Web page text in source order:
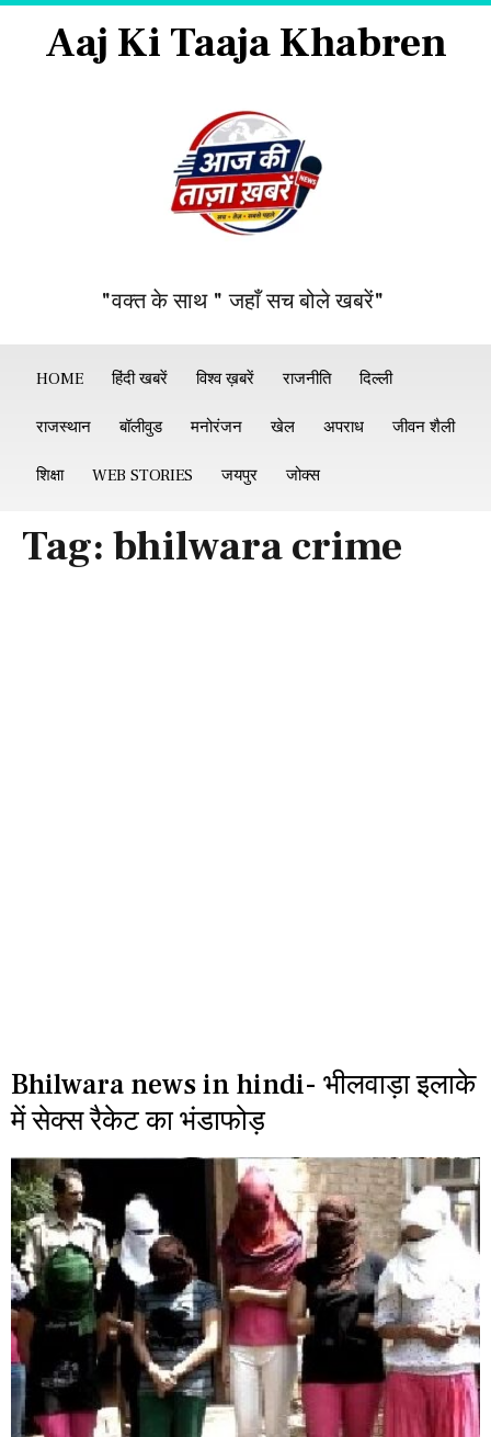
Aaj Ki Taaja Khabren
"वक्त के साथ " जहाँ सच बोले खबरें"
HOME हिंदी खबरें विश्व ख़बरें राजनीति दिल्ली
राजस्थान बॉलीवुड मनोरंजन खेल अपराध जीवन शैली
शिक्षा WEB STORIES जयपुर जोक्स
Tag: bhilwara crime
Bhilwara news in hindi- भीलवाड़ा इलाके
में सेक्स रैकेट का भंडाफोड़